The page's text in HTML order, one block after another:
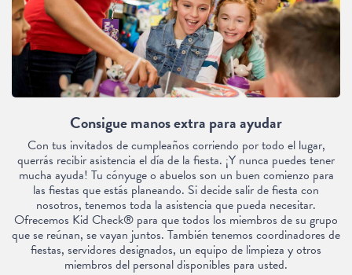
Consigue manos extra para ayudar
Con tus invitados de cumpleaños corriendo por todo el lugar,
querrás recibir asistencia el día de la fiesta. ¡Y nunca puedes tener
mucha ayuda! Tu cónyuge o abuelos son un buen comienzo para
las fiestas que estás planeando. Si decide salir de fiesta con
nosotros, tenemos toda la asistencia que pueda necesitar.
Ofrecemos Kid Check® para que todos los miembros de su grupo
que se reúnan, se vayan juntos. También tenemos coordinadores de
fiestas, servidores designados, un equipo de limpieza y otros
miembros del personal disponibles para usted.